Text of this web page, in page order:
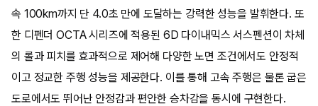
속 100km까지 단 4.0초 만에 도달하는 강력한 성능을 발휘한다. 또
한 디펜더 OCTA 시리즈에 적용된 6D 다이내믹스 서스펜션이 차체
의 롤과 피치를 효과적으로 제어해 다양한 노면 조건에서도 안정적
이고 정교한 주행 성능을 제공한다. 이를 통해 고속 주행은 물론 굽은
도로에서도 뛰어난 안정감과 편안한 승차감을 동시에 구현한다.